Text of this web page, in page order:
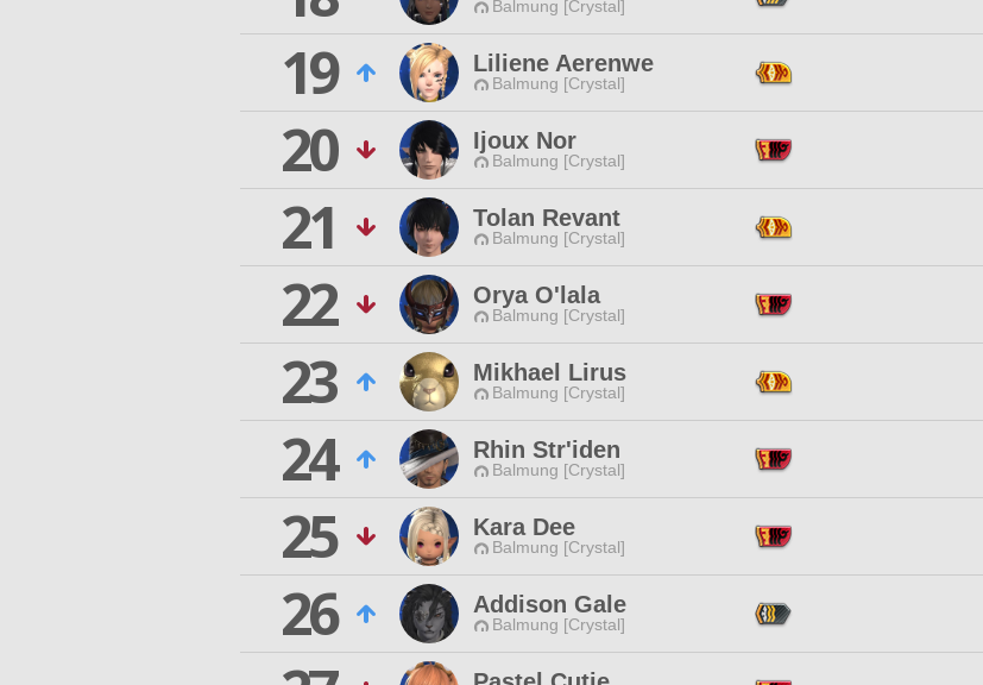
Balmung [Crystal]
19
Liliene Aerenwe
Balmung [Crystal]
20
Ijoux Nor
Balmung [Crystal]
21
Tolan Revant
Balmung [Crystal]
22
Orya O'lala
Balmung [Crystal]
23
Mikhael Lirus
Balmung [Crystal]
24
Rhin Str'iden
Balmung [Crystal]
25
Kara Dee
Balmung [Crystal]
26
Addison Gale
Balmung [Crystal]